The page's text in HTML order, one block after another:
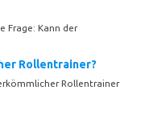
Frage: Kann der
Rollentrainer?
Rollentrainer